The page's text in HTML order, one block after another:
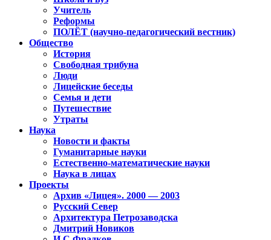
Учитель
Реформы
ПОЛЁТ (научно-педагогический вестник)
Общество
История
Свободная трибуна
Люди
Лицейские беседы
Семья и дети
Путешествие
Утраты
Наука
Новости и факты
Гуманитарные науки
Естественно-математические науки
Наука в лицах
Проекты
Архив «Лицея». 2000 — 2003
Русский Север
Архитектура Петрозаводска
Дмитрий Новиков